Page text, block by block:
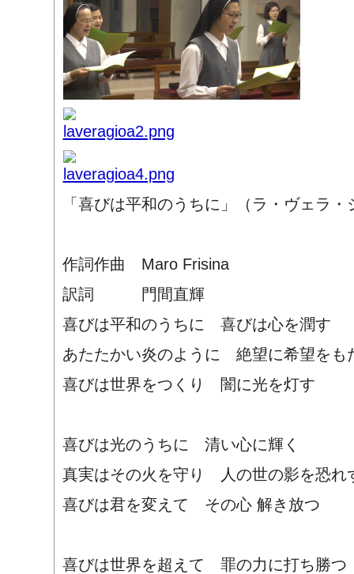
「喜びは平和のうちに」（ラ・ヴェラ・
作詞作曲 Maro Frisina
訳詞 門間直輝
喜びは平和のうちに 喜びは心を潤す
あたたかい炎のように 絶望に希望をも
喜びは世界をつくり 闇に光を灯す
喜びは光のうちに 清い心に輝く
真実はその火を守り 人の世の影を恐れ
喜びは君を変えて その心 解き放つ
喜びは世界を超えて 罪の力に打ち勝つ